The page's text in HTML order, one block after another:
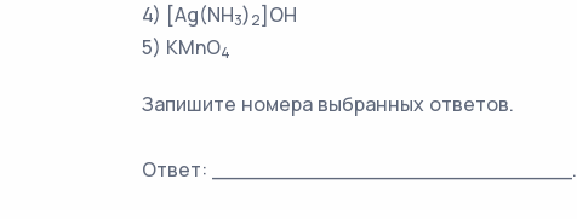
4) [Ag(NH3)2]OH
5) KMnO4
Запишите номера выбранных ответов.
Ответ: ___________________________.